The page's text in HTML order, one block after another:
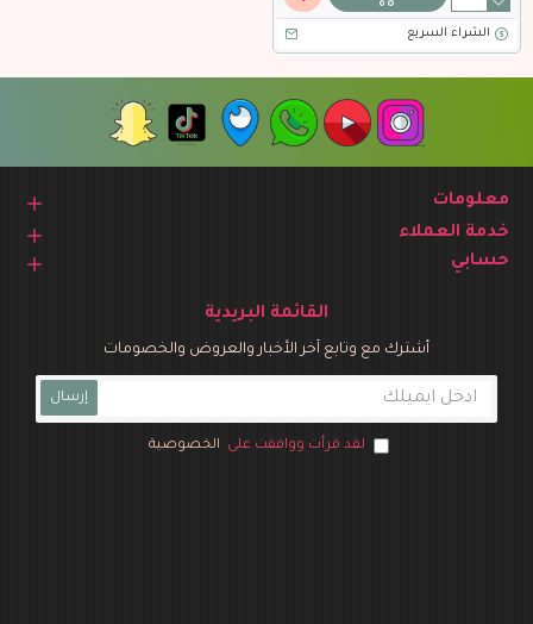
الشراء السريع
معلومات
خدمة العملاء
حسابي
القائمة البريدية
أشترك مع وتابع آخر الأخبار والعروض والخصومات
إرسال
لقد قرأت ووافقت على الخصوصية